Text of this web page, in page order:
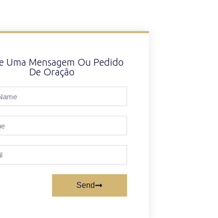
Uma Mensagem Ou Pedido
De Oração
Send